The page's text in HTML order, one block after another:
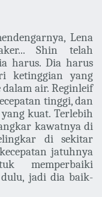
Lena
Shin telah
harus. Dia harus
ketinggian yang
air. Reginleif
tinggi, dan
kuat. Terlebih
kawatnya di
di sekitar
jatuhnya
memperbaiki
jadi dia baik-